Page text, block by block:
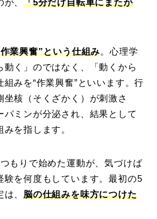
が、「5分だけ自転車にまたが
業興奮”という仕組み。心理学
動く」のではなく、「動くから
みを“作業興奮”といいます。行
核（そくざかく）が刺激さ
ミンが分泌され、結果として
を指します。
もりで始めた運動が、気づけば
験を何度もしています。最初の5
は、脳の仕組みを味方につけた